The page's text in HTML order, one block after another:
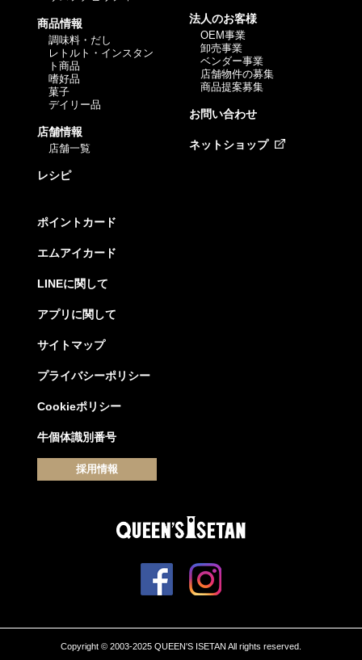
商品情報
調味料・だし
レトルト・インスタン
ト商品
嗜好品
菓子
デイリー品
店舗情報
店舗一覧
レシピ
法人のお客様
OEM事業
卸売事業
ベンダー事業
店舗物件の募集
商品提案募集
お問い合わせ
ネットショップ
ポイントカード
エムアイカード
LINEに関して
アプリに関して
サイトマップ
プライバシーポリシー
Cookieポリシー
牛個体識別番号
採用情報
Copyright © 2003-2025 QUEEN'S ISETAN All rights reserved.